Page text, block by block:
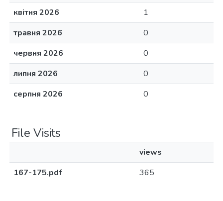
квітня 2026
1
травня 2026
0
червня 2026
0
липня 2026
0
серпня 2026
0
File Visits
views
167-175.pdf
365